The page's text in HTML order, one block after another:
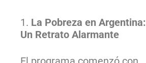
1. La Pobreza en Argentina:
Un Retrato Alarmante